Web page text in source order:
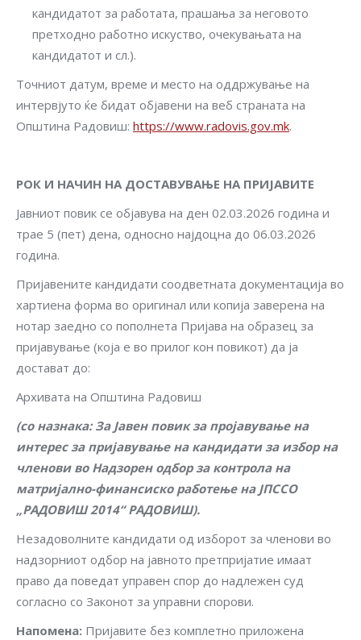
кандидатот за работата, прашања за неговото
претходно работно искуство, очекувањата на
кандидатот и сл.).
Точниот датум, време и место на оддржување на
интервјуто ќе бидат објавени на веб страната на
Општина Радовиш: https://www.radovis.gov.mk.
РОК И НАЧИН НА ДОСТАВУВАЊЕ НА ПРИЈАВИТЕ
Јавниот повик се објавува на ден 02.03.2026 година и
трае 5 (пет) дена, односно најдоцна до 06.03.2026
година.
Пријавените кандидати соодветната документација во
хартиена форма во оригинал или копија заверена на
нотар заедно со пополнета Пријава на образец за
пријавување (која е во прилог кон повикот) да ја
достават до:
Архивата на Општина Радовиш
(со назнака: За Јавен повик за пројавување на
интерес за пријавување на кандидати за избор на
членови во Надзорен одбор за контрола на
матријално-финансиско работење на ЈПССО
„РАДОВИШ 2014“ РАДОВИШ).
Незадоволните кандидати од изборот за членoви во
надзорниот одбор на јавното претпријатие имаат
право да поведат управен спор до надлежен суд
согласно со Законот за управни спорови.
Напомена: Пријавите без комплетно приложена